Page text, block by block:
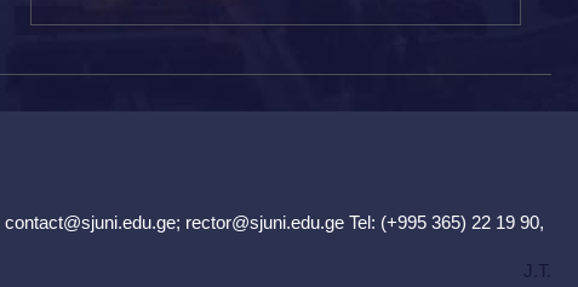
contact@sjuni.edu.ge; rector@sjuni.edu.ge Tel: (+995 365) 22 19 90,
J.T.